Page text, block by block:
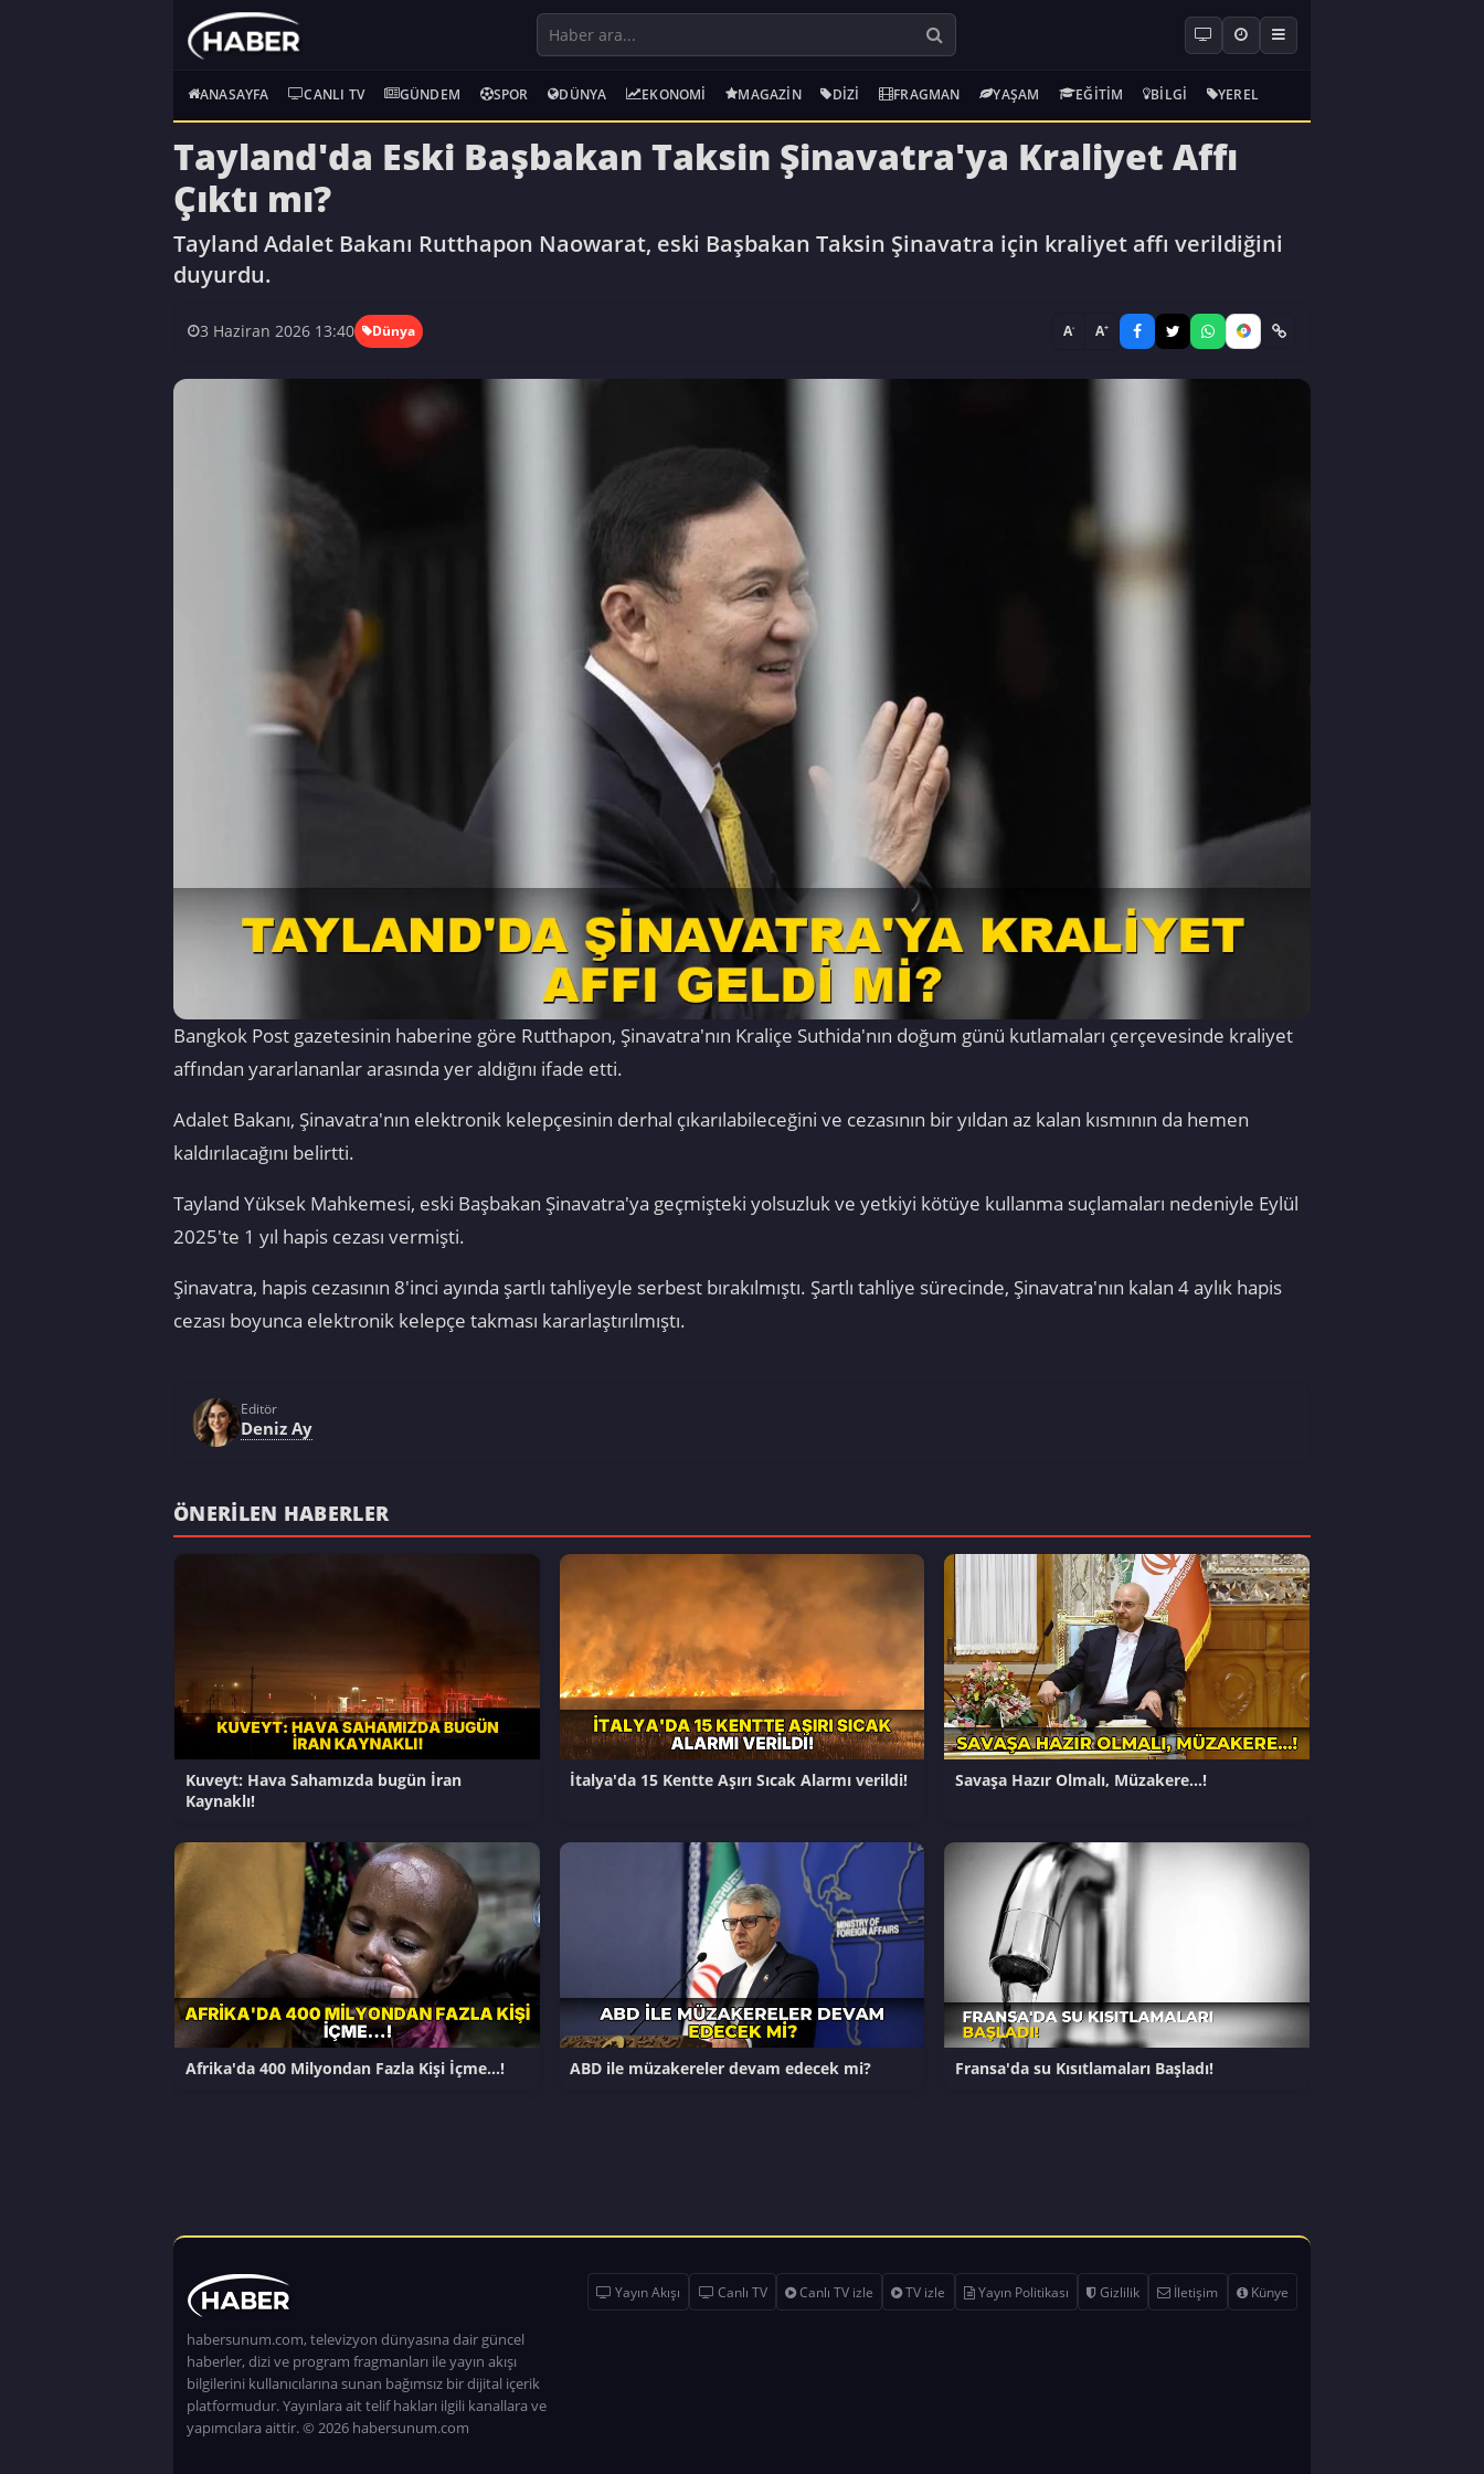
ANASAYFA CANLI TV GÜNDEM SPOR DÜNYA EKONOMI MAGAZIN DIZI FRAGMAN YAŞAM EĞITIM BILGI YEREL
Tayland'da Eski Başbakan Taksin Şinavatra'ya Kraliyet Affı
Çıktı mı?
Tayland Adalet Bakanı Rutthapon Naowarat, eski Başbakan Taksin Şinavatra için kraliyet affı verildiğini
duyurdu.
3 Haziran 2026 13:40 Dünya A- A+
Bangkok Post gazetesinin haberine göre Rutthapon, Şinavatra'nın Kraliçe Suthida'nın doğum günü kutlamaları çerçevesinde kraliyet
affından yararlananlar arasında yer aldığını ifade etti.
Adalet Bakanı, Şinavatra'nın elektronik kelepçesinin derhal çıkarılabileceğini ve cezasının bir yıldan az kalan kısmının da hemen
kaldırılacağını belirtti.
Tayland Yüksek Mahkemesi, eski Başbakan Şinavatra'ya geçmişteki yolsuzluk ve yetkiyi kötüye kullanma suçlamaları nedeniyle Eylül
2025'te 1 yıl hapis cezası vermişti.
Şinavatra, hapis cezasının 8'inci ayında şartlı tahliyeyle serbest bırakılmıştı. Şartlı tahliye sürecinde, Şinavatra'nın kalan 4 aylık hapis
cezası boyunca elektronik kelepçe takması kararlaştırılmıştı.
Editör
Deniz Ay
ÖNERILEN HABERLER
Kuveyt: Hava Sahamızda bugün İran
Kaynaklı!
İtalya'da 15 Kentte Aşırı Sıcak Alarmı verildi! Savaşa Hazır Olmalı, Müzakere…!
Afrika'da 400 Milyondan Fazla Kişi İçme…! ABD ile müzakereler devam edecek mi? Fransa'da su Kısıtlamaları Başladı!
habersunum.com, televizyon dünyasına dair güncel
haberler, dizi ve program fragmanları ile yayın akışı
bilgilerini kullanıcılarına sunan bağımsız bir dijital içerik
platformudur. Yayınlara ait telif hakları ilgili kanallara ve
yapımcılara aittir. © 2026 habersunum.com
Yayın Akışı Canlı TV Canlı TV izle TV izle Yayın Politikası Gizlilik İletişim Künye